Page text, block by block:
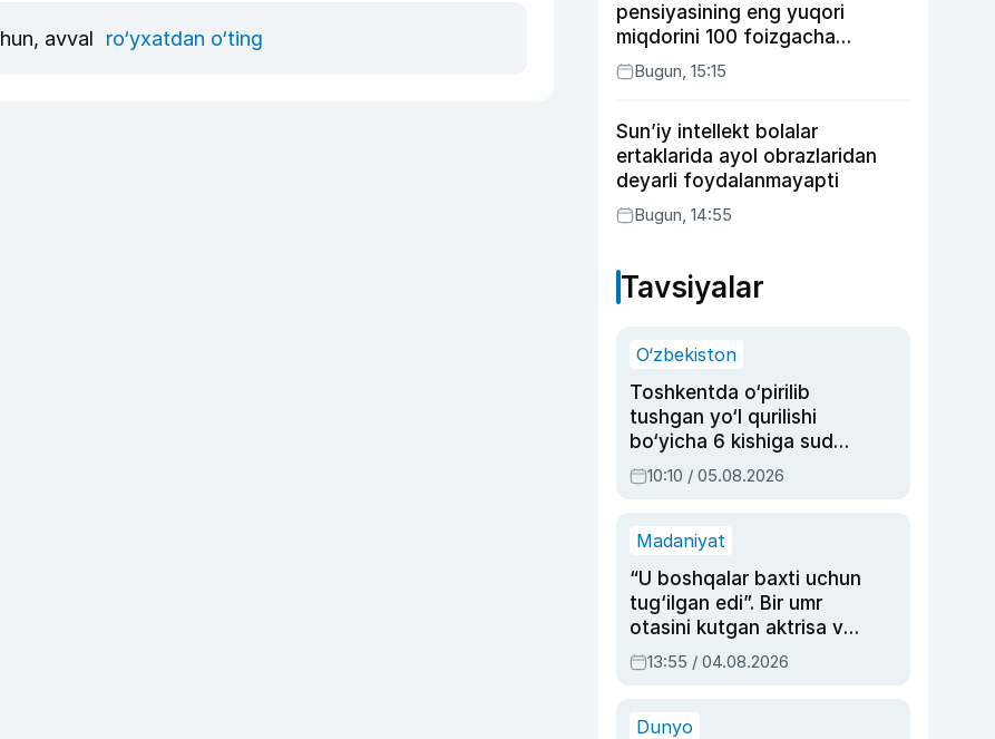
avval ro‘yxatdan o‘ting
pensiyasining eng yuqori
miqdorini 100 foizgacha
oshirishni nazarda tutuvchi
qonunni ma’qulladi
Bugun, 15:15
Sun’iy intellekt bolalar
ertaklarida ayol obrazlaridan
deyarli foydalanmayapti
Bugun, 14:55
Tavsiyalar
O‘zbekiston
Toshkentda o‘pirilib
tushgan yo‘l qurilishi
bo‘yicha 6 kishiga sud
hukmi o‘qildi
10:10 / 05.08.2026
Madaniyat
“U boshqalar baxti uchun
tug‘ilgan edi”. Bir umr
otasini kutgan aktrisa va
dublyaj ustasi Rimma
Ahmedovaning
13:55 / 04.08.2026
Dunyo